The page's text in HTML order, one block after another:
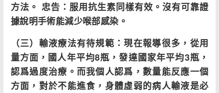
方法。 忠告：服用抗生素同樣有效。沒有可靠證
據說明手術能減少喉部感染。
（三）輸液療法有待規範：現在報導很多，從用
量方面，國人年平均8瓶，發達國家年平均3瓶，
認爲過度治療。而我個人認爲，數量能反應一個
方面，對於不能進食，身體虛弱的病人輸液是必